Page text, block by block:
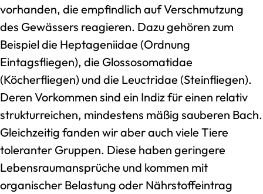
vorhanden, die empfindlich auf Verschmutzung
des Gewässers reagieren. Dazu gehören zum
Beispiel die Heptageniidae (Ordnung
Eintagsfliegen), die Glossosomatidae
(Köcherfliegen) und die Leuctridae (Steinfliegen).
Deren Vorkommen sind ein Indiz für einen relativ
strukturreichen, mindestens mäßig sauberen Bach.
Gleichzeitig fanden wir aber auch viele Tiere
toleranter Gruppen. Diese haben geringere
Lebensraumansprüche und kommen mit
organischer Belastung oder Nährstoffeintrag